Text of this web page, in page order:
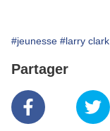
#jeunesse #larry clark
Partager